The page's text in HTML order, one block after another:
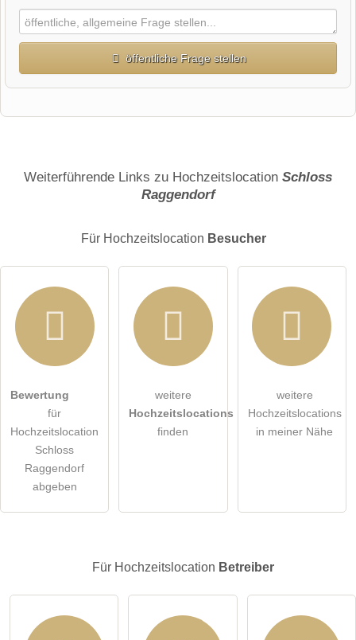
öffentliche Frage stellen
E-Mail-Adresse (wird nicht veröffentlicht)
Die Datenschutzerklärung habe ich zur Kenntnis genommen.
öffentliche Frage stellen
Hinweis:Bitte beachten Sie, öffentliche Fragen sind
Besucher sichtbar
.
Weiterführende Links zu Hochzeitslocation Schloss
Raggendorf
Für Hochzeitslocation Besucher
Bewertung
für
Hochzeitslocation
Schloss
Raggendorf
abgeben
weitere
Hochzeitslocations
finden
weitere
Hochzeitslocations
in meiner Nähe
Für Hochzeitslocation Betreiber